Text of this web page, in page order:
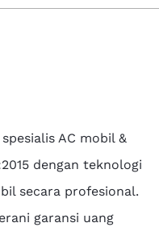
AC mobil &
dengan teknologi
secara profesional.
garansi uang